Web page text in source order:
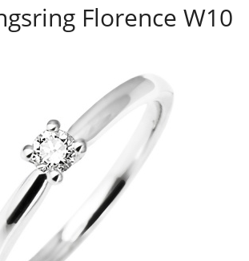
Florence W10